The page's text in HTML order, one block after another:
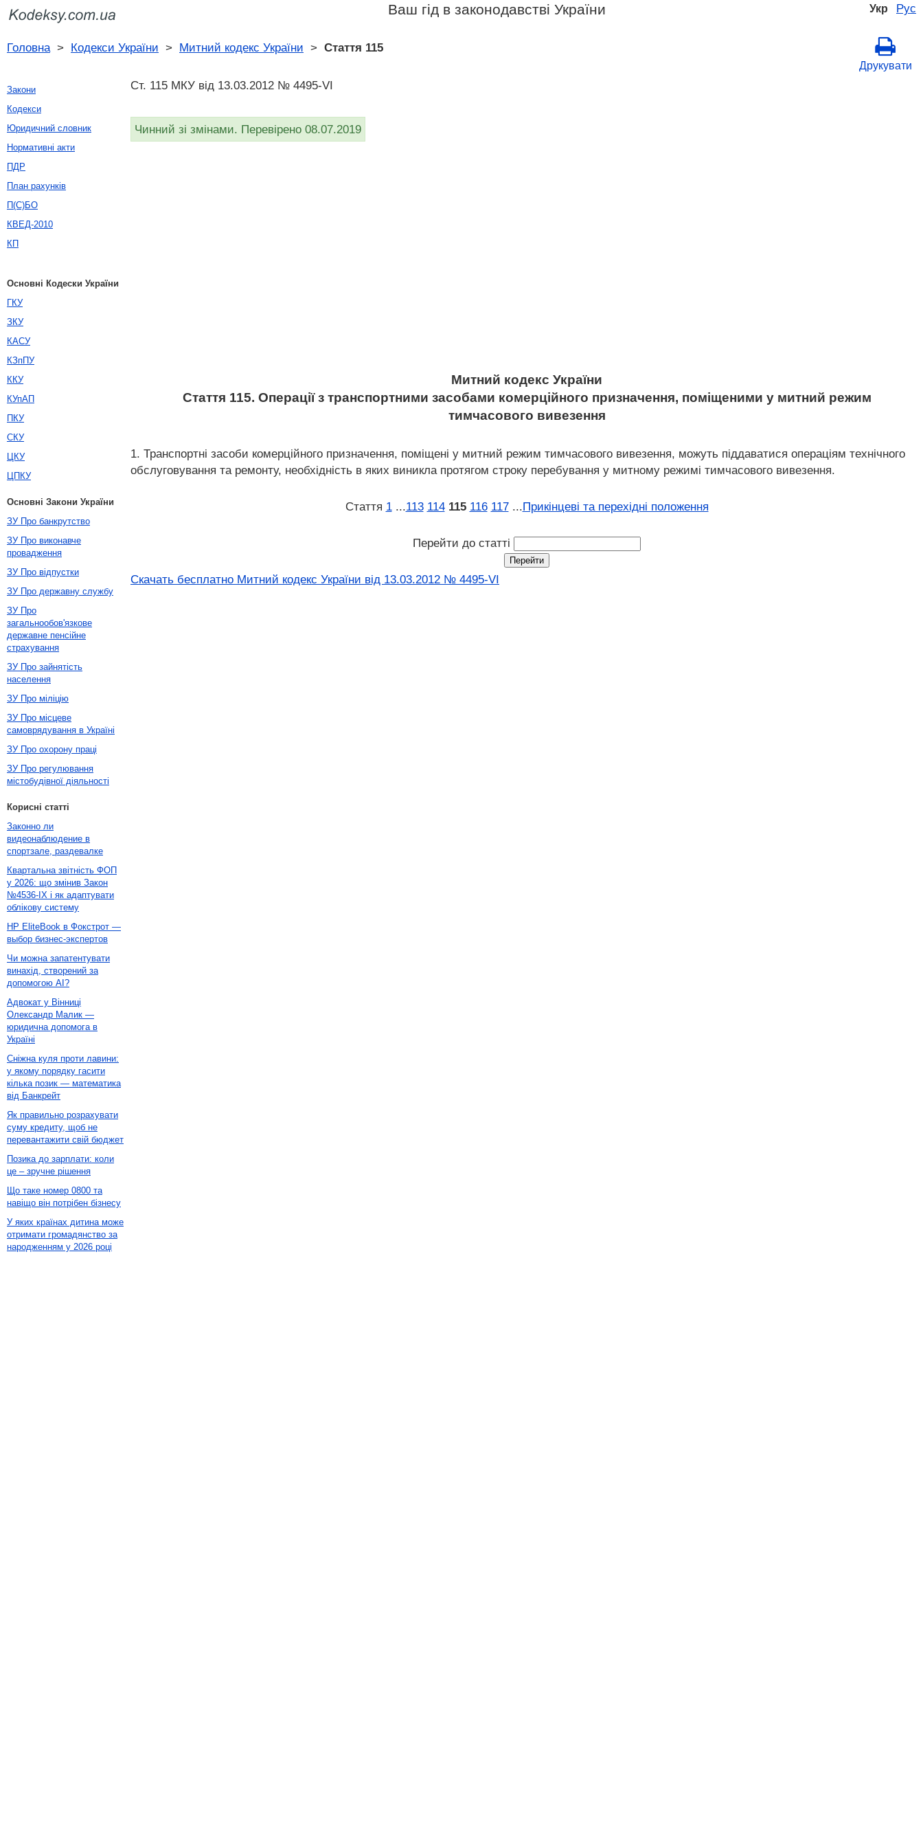
Укр Рус
Ваш гід в законодавстві України
Головна> Кодекси України > Митний кодекс України > Стаття 115
Друкувати
Ст. 115 МКУ від 13.03.2012 № 4495-VI
Чинний зі змінами. Перевірено 08.07.2019
Митний кодекс України
Стаття 115. Операції з транспортними засобами комерційного призначення, поміщеними у митний режим
тимчасового вивезення
1. Транспортні засоби комерційного призначення, поміщені у митний режим тимчасового вивезення, можуть піддаватися операціям технічного
обслуговування та ремонту, необхідність в яких виникла протягом строку перебування у митному режимі тимчасового вивезення.
Стаття 1 ...113 114 115 116 117 ...Прикінцеві та перехідні положення
Перейти до статті
Скачать бесплатно Митний кодекс України від 13.03.2012 № 4495-VI
Закони
Кодекси
Юридичний словник
Нормативні акти
ПДР
План рахунків
П(С)БО
КВЕД-2010
КП
Основні Кодески України
ГКУ
ЗКУ
КАСУ
КЗпПУ
ККУ
КУпАП
ПКУ
СКУ
ЦКУ
ЦПКУ
Основні Закони України
ЗУ Про банкрутство
ЗУ Про виконавче
провадження
ЗУ Про відпустки
ЗУ Про державну службу
ЗУ Про
загальнообов'язкове
державне пенсійне
страхування
ЗУ Про зайнятість
населення
ЗУ Про міліцію
ЗУ Про місцеве
самоврядування в Україні
ЗУ Про охорону праці
ЗУ Про регулювання
містобудівної діяльності
Корисні статті
Законно ли
видеонаблюдение в
спортзале, раздевалке
Квартальна звітність ФОП
у 2026: що змінив Закон
№4536-IX і як адаптувати
облікову систему
HP EliteBook в Фокстрот —
выбор бизнес-экспертов
Чи можна запатентувати
винахід, створений за
допомогою AI?
Адвокат у Вінниці
Олександр Малик —
юридична допомога в
Україні
Сніжна куля проти лавини:
у якому порядку гасити
кілька позик — математика
від Банкрейт
Як правильно розрахувати
суму кредиту, щоб не
перевантажити свій бюджет
Позика до зарплати: коли
це – зручне рішення
Що таке номер 0800 та
навіщо він потрібен бізнесу
У яких країнах дитина може
отримати громадянство за
народженням у 2026 році